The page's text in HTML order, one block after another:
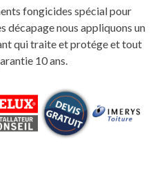
fongicides spécial pour
décapage nous appliquons un
qui traite et protége et tout
10 ans.